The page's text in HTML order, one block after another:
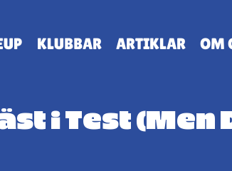
KLUBBAR ARTIKLAR OM
i Test (Men